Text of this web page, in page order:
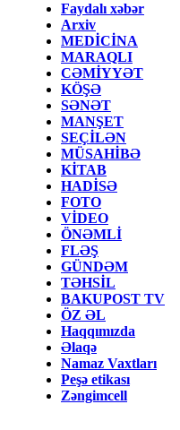
Faydalı xəbər
Arxiv
MEDİCİNA
MARAQLI
CƏMİYYƏT
KÖŞƏ
SƏNƏT
MANŞET
SEÇİLƏN
MÜSAHİBƏ
KİTAB
HADİSƏ
FOTO
VİDEO
ÖNƏMLİ
FLƏŞ
GÜNDƏM
TƏHSİL
BAKUPOST TV
ÖZ ƏL
Haqqımızda
Əlaqə
Namaz Vaxtları
Peşə etikası
Zəngimcell